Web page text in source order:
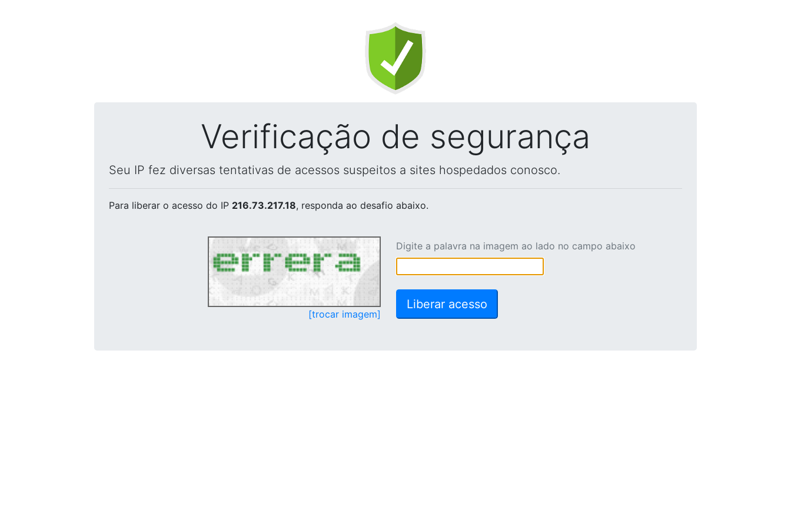
Verificação de segurança
Seu IP fez diversas tentativas de acessos suspeitos a sites hospedados conosco.
Para liberar o acesso do IP 216.73.217.18, responda ao desafio abaixo.
[trocar imagem]
Digite a palavra na imagem ao lado no campo abaixo